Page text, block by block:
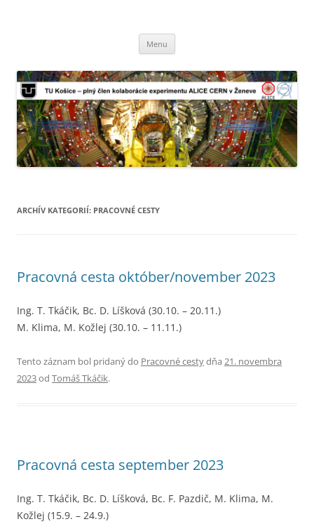
experimentu ALICE CERN v Ženeve
Menu
ARCHÍV KATEGORIÍ: PRACOVNÉ CESTY
Pracovná cesta október/november 2023
Ing. T. Tkáčik, Bc. D. Líšková (30.10. – 20.11.)
M. Klima, M. Kožlej (30.10. – 11.11.)
Tento záznam bol pridaný do Pracovné cestydňa 21. novembra
2023od Tomáš Tkáčik.
Pracovná cesta september 2023
Ing. T. Tkáčik, Bc. D. Líšková, Bc. F. Pazdič, M. Klima, M.
Kožlej (15.9. – 24.9.)